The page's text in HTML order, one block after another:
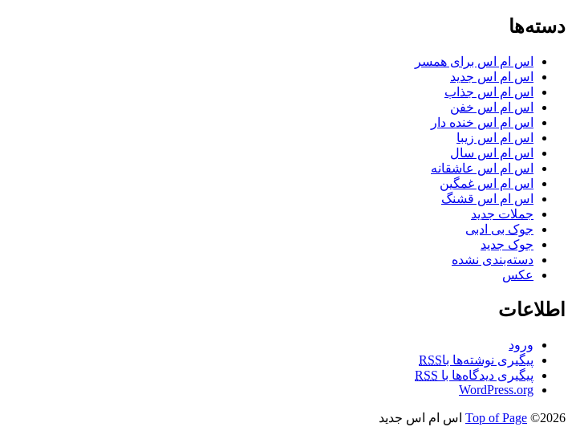
دسته‌ها
اس ام اس برای همسر
اس ام اس جدید
اس ام اس جذاب
اس ام اس خفن
اس ام اس خنده دار
اس ام اس زیبا
اس ام اس سال
اس ام اس عاشقانه
اس ام اس غمگین
اس ام اس قشنگ
جملات جدید
جوک بی ادبی
جوک جدید
دسته‌بندی نشده
عکس
اطلاعات
ورود
پیگیری نوشته‌ها باRSS
پیگیری دیدگاه‌ها با RSS
WordPress.org
Top of Page ©2026 اس ام اس جدید